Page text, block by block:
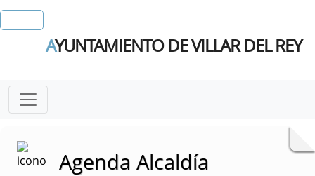
AYUNTAMIENTO DE VILLAR DEL REY
Agenda Alcaldía